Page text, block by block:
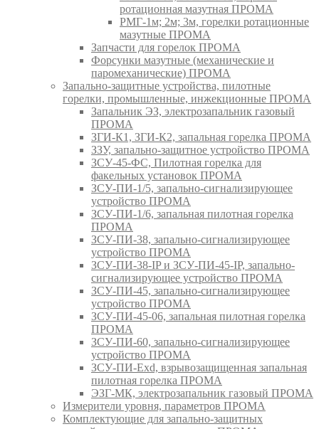
ротационная мазутная ПРОМА
РМГ-1м; 2м; 3м, горелки ротационные
мазутные ПРОМА
Запчасти для горелок ПРОМА
Форсунки мазутные (механические и
паромеханические) ПРОМА
Запально-защитные устройства, пилотные
горелки, промышленные, инжекционные ПРОМА
Запальник ЭЗ, электрозапальник газовый
ПРОМА
ЗГИ-К1, ЗГИ-К2, запальная горелка ПРОМА
ЗЗУ, запально-защитное устройство ПРОМА
ЗСУ-45-ФС, Пилотная горелка для
факельных установок ПРОМА
ЗСУ-ПИ-1/5, запально-сигнализирующее
устройство ПРОМА
ЗСУ-ПИ-1/6, запальная пилотная горелка
ПРОМА
ЗСУ-ПИ-38, запально-сигнализирующее
устройство ПРОМА
ЗСУ-ПИ-38-IP и ЗСУ-ПИ-45-IP, запально-
сигнализирующее устройство ПРОМА
ЗСУ-ПИ-45, запально-сигнализирующее
устройство ПРОМА
ЗСУ-ПИ-45-06, запальная пилотная горелка
ПРОМА
ЗСУ-ПИ-60, запально-сигнализирующее
устройство ПРОМА
ЗСУ-ПИ-Exd, взрывозащищенная запальная
пилотная горелка ПРОМА
ЭЗГ-МК, электрозапальник газовый ПРОМА
Измерители уровня, параметров ПРОМА
Комплектующие для запально-защитных